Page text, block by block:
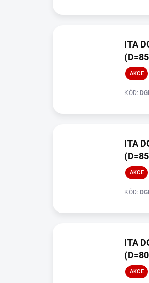
ITA
AKCE
KÓD:
ITA
AKCE
KÓD:
ITA
AKCE